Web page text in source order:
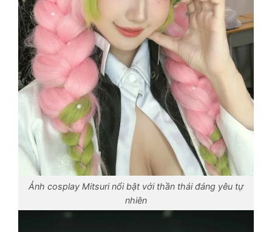
Ảnh cosplay Mitsuri nổi bật với thần thái đáng yêu tự
nhiên